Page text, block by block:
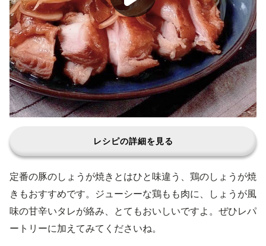
レシピの詳細を見る
定番の豚のしょうが焼きとはひと味違う、鶏のしょうが焼
きもおすすめです。ジューシーな鶏もも肉に、しょうが風
味の甘辛いタレが絡み、とてもおいしいですよ。ぜひレパ
ートリーに加えてみてくださいね。